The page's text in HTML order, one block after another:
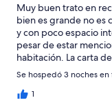
Muy buen trato en
bien es grande no es
y con poco espacio
pesar de estar
habitación. La carta
Se hospedó 3 noches
1